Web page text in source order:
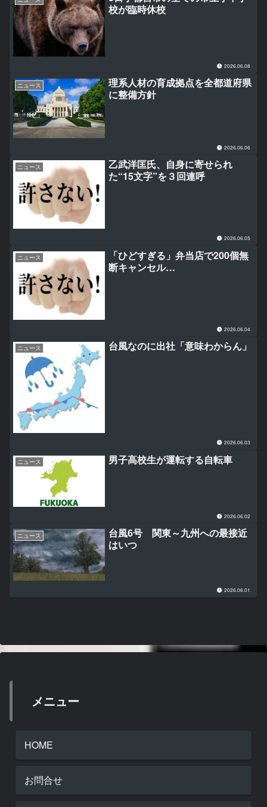
校が臨時休校
2026.06.08
ニュース
理系人材の育成拠点を全都道府県
に整備方針
2026.06.06
ニュース
乙武洋匡氏、自身に寄せられ
た“15文字”を３回連呼
2026.06.05
ニュース
「ひどすぎる」弁当店で200個無
断キャンセル…
2026.06.04
ニュース 台風なのに出社「意味わからん」
2026.06.03
ニュース 男子高校生が運転する自転車
2026.06.02
ニュース
台風6号 関東～九州への最接近
はいつ
2026.06.01
メニュー
HOME
お問合せ